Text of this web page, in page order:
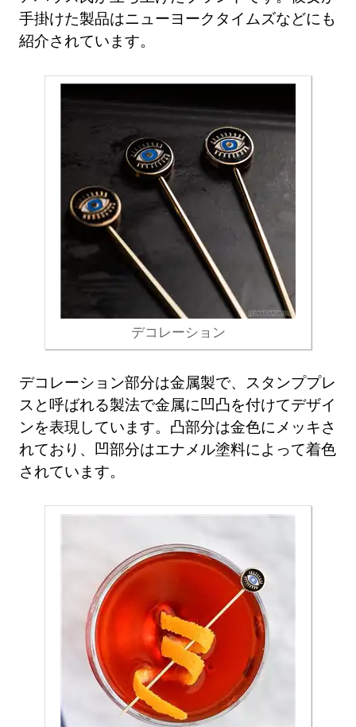
手掛けた製品はニューヨークタイムズなどにも
紹介されています。
デコレーション
デコレーション部分は金属製で、スタンププレ
スと呼ばれる製法で金属に凹凸を付けてデザイ
ンを表現しています。凸部分は金色にメッキさ
れており、凹部分はエナメル塗料によって着色
されています。